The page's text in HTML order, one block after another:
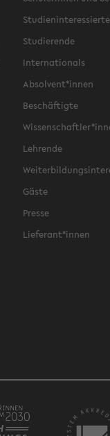
Studieninteressierte
Studierende
Internationals
Absolvent*innen
Beschäftigte
Lehrende
Gäste
Presse
Lieferant*innen